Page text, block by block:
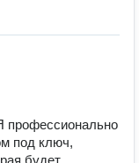
профессионально
под ключ,
будет